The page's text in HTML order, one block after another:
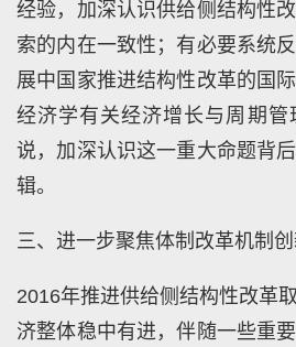
经验，加深认识供给侧结构性
索的内在一致性；有必要系统
展中国家推进结构性改革的国
经济学有关经济增长与周期管
说，加深认识这一重大命题背
辑。
三、进一步聚焦体制改革机制
2016年推进供给侧结构性改革
济整体稳中有进，伴随一些重